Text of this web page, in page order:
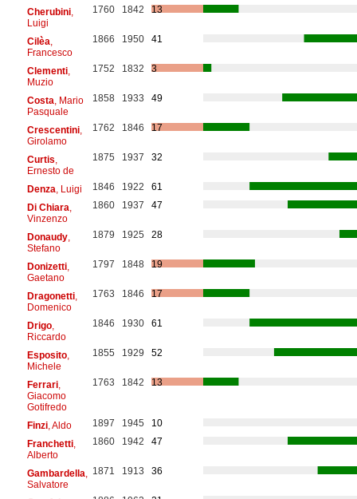
Cherubini,
Luigi
1760 1842 13
Cilèa
Francesco
1866 1950 41
Clementi,
Muzio
1752 1832 3
Costa , Mario
Pasquale
1858 1933 49
Crescentini,
Girolamo
1762 1846 17
Curtis
Ernesto de
1875 1937 32
Denza , Luigi 1846 1922
61
Di Chiara
Vinzenzo
1860 1937 47
Donaudy,
Stefano
1879 1925 28
Donizetti,
Gaetano
1797 1848 19
Dragonetti,
Domenico
1763 1846 17
Drigo,
Riccardo
1846 1930 61
Esposito,
Michele
1855 1929 52
Ferrari,
Giacomo
Gotifredo
1763 1842 13
Finzi, Aldo 1897 1945
10
Franchetti,
Alberto
1860 1942 47
Gambardella
Salvatore
1871 1913 36